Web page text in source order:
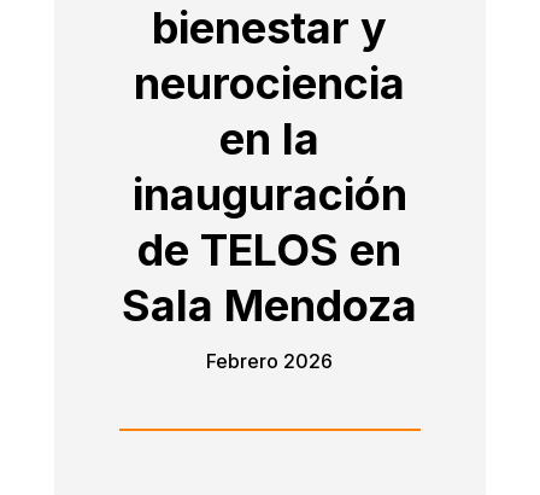
bienestar y
neurociencia
en la
inauguración
de TELOS en
Sala Mendoza
Febrero 2026